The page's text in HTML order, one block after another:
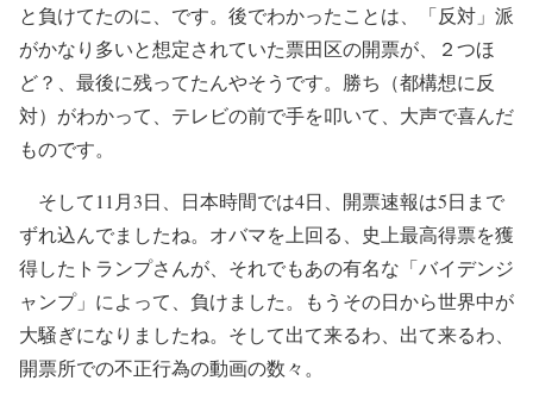
と負けてたのに、です。後でわかったことは、「反対」派
がかなり多いと想定されていた票田区の開票が、２つほ
ど？、最後に残ってたんやそうです。勝ち（都構想に反
対）がわかって、テレビの前で手を叩いて、大声で喜んだ
ものです。
そして11月3日、日本時間では4日、開票速報は5日まで
ずれ込んでましたね。オバマを上回る、史上最高得票を獲
得したトランプさんが、それでもあの有名な「バイデンジ
ャンプ」によって、負けました。もうその日から世界中が
大騒ぎになりましたね。そして出て来るわ、出て来るわ、
開票所での不正行為の動画の数々。